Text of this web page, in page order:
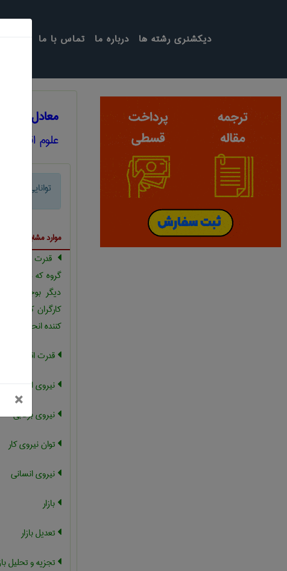
تماس با ما درباره ما دیکشنری رشته ها
معادل انگلیسی
علوم اقتصادی
توانایی بازار
موارد مشابه با
قدرت
گروه که در
دیگر بوجود می
کارگران که در
کننده انحصاری
قدرت اقتصادی
نیروی انسانی
نیروی برقابی
توان نیروی کار
نیروی انسانی
بازار
تعدیل بازار
تجزیه و تحلیل
×بستن